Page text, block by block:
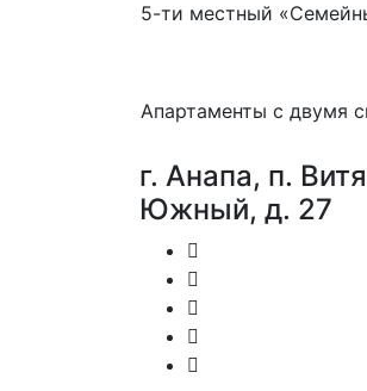
5-ти местный
Апартаменты с двумя
г. Анапа, п.
Южный, д. 27